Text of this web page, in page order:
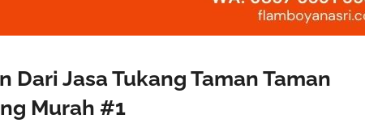
Dari Jasa Tukang Taman Taman
Murah #1